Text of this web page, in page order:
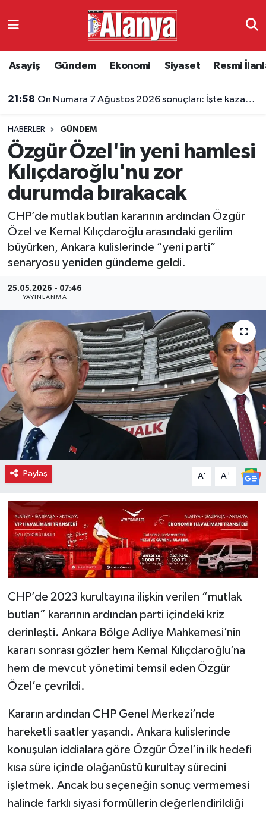
Asayiş Gündem Ekonomi Siyaset Resmi
21:58 On Numara 7 Ağustos 2026 sonuçları: İşte kazanan numaralar
HABERLER GÜNDEM
Özgür Özel'in yeni hamlesi
Kılıçdaroğlu'nu zor
durumda bırakacak
CHP’de mutlak butlan kararının ardından Özgür
Özel ve Kemal Kılıçdaroğlu arasındaki gerilim
büyürken, Ankara kulislerinde “yeni parti”
senaryosu yeniden gündeme geldi.
25.05.2026 - 07:46
YAYINLANMA
Paylaş A- A+
CHP’de 2023 kurultayına ilişkin verilen “mutlak
butlan” kararının ardından parti içindeki kriz
derinleşti. Ankara Bölge Adliye Mahkemesi’nin
kararı sonrası gözler hem Kemal Kılıçdaroğlu’na
hem de mevcut yönetimi temsil eden Özgür
Özel’e çevrildi.
Kararın ardından CHP Genel Merkezi’nde
hareketli saatler yaşandı. Ankara kulislerinde
konuşulan iddialara göre Özgür Özel’in ilk hedefi
kısa süre içinde olağanüstü kurultay sürecini
işletmek. Ancak bu seçeneğin sonuç vermemesi
halinde farklı siyasi formüllerin değerlendirildiği
Ekonomi
Resmi İlanlar
Alanyaspor
Turizm
Antalya Namaz Vakitleri
Süper Lig Puan Durumu ve Fikstür
Tüm Manşetler
Son Dakika Haberleri
Haber Arşivi